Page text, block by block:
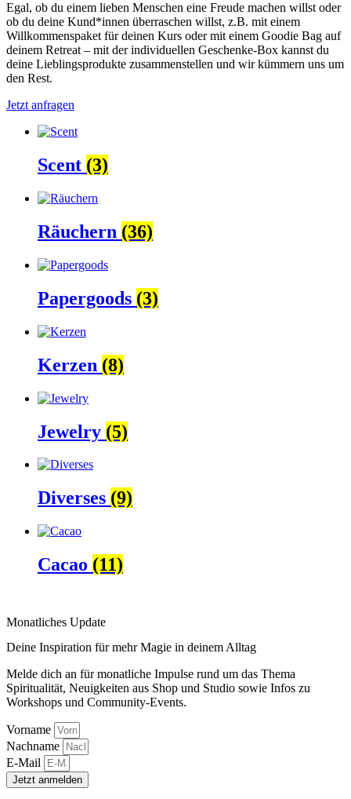
Egal, ob du einem lieben Menschen eine Freude machen willst oder
ob du deine Kund*innen überraschen willst, z.B. mit einem
Willkommenspaket für deinen Kurs oder mit einem Goodie Bag auf
deinem Retreat – mit der individuellen Geschenke-Box kannst du
deine Lieblingsprodukte zusammenstellen und wir kümmern uns um
den Rest.
Jetzt anfragen
Scent (3)
Räuchern (36)
Papergoods (3)
Kerzen (8)
Jewelry (5)
Diverses (9)
Cacao (11)
Monatliches Update
Deine Inspiration für mehr Magie in deinem Alltag
Melde dich an für monatliche Impulse rund um das Thema
Spiritualität, Neuigkeiten aus Shop und Studio sowie Infos zu
Workshops und Community-Events.
Vorname
Nachname
E-Mail
Jetzt anmelden